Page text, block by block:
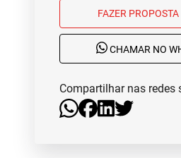
FAZER
CHAMAR NO
Compartilhar nas redes